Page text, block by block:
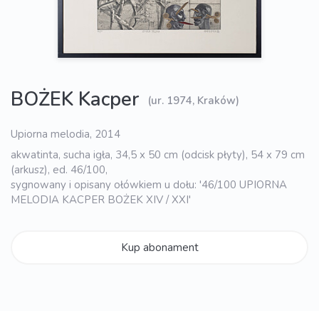
BOŻEK Kacper (ur. 1974, Kraków)
Upiorna melodia, 2014
akwatinta, sucha igła, 34,5 x 50 cm (odcisk płyty), 54 x 79 cm
(arkusz), ed. 46/100,
sygnowany i opisany ołówkiem u dołu: '46/100 UPIORNA
MELODIA KACPER BOŻEK XIV / XXI'
Kup abonament